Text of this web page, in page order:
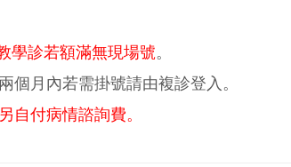
學診若額滿無現場號。
個月內若需掛號請由複診登入。
自付病情諮詢費。